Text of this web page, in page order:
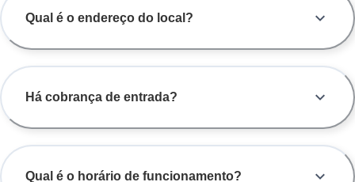
Qual é o endereço do local?
Há cobrança de entrada?
Qual é o horário de funcionamento?